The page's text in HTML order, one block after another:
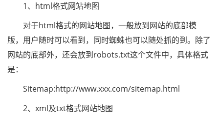
1、html格式网站地图
对于html格式的网站地图，一般放到网站的底部模
版，用户随时可以看到，同时蜘蛛也可以随处抓的到。除了
网站的底部外，还会放到robots.txt这个文件中，具体格式
是：
Sitemap:http://www.xxx.com/sitemap.html
2、xml及txt格式网站地图